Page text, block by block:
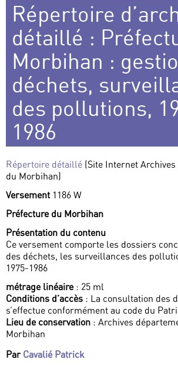
Répertoire
détaillé :
Morbihan :
déchets,
des pollutions,
1986
Répertoire détaillé (Site Internet
du Morbihan)
Versement 1186 W
Préfecture du Morbihan
Présentation du contenu
Ce versement comporte les dossiers
des déchets, les surveillances des
1975-1986
métrage linéaire: 25 ml
Conditions d’accès : La consultation des
s’effectue conformément au code du
Lieu de conservation : Archives
Morbihan
Par Cavalié Patrick